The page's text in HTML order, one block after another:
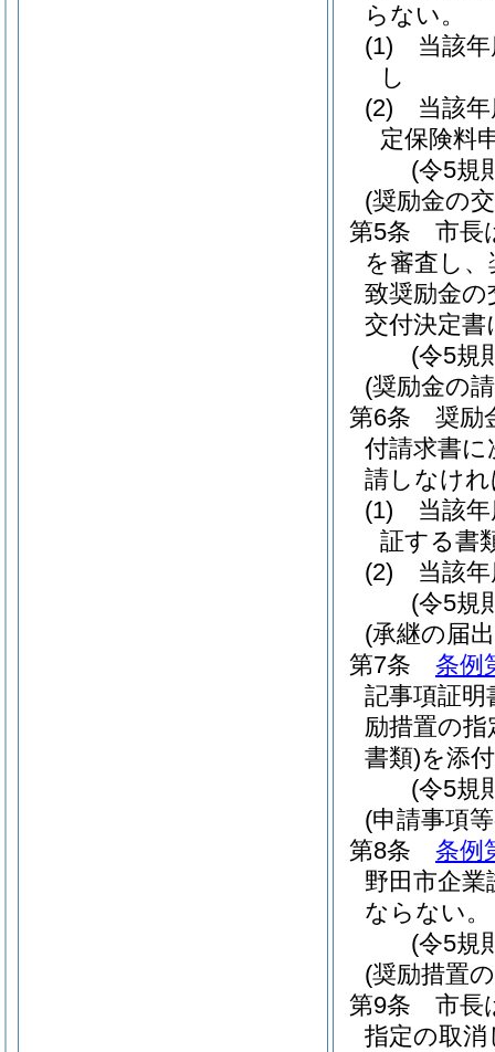
らない。
(1)
当該
し
(2)
当該
定保険料
(令5規
(奨励金の
第5条
市長
を審査し
致奨励金の
交付決定
(令5規
(奨励金の
第6条
奨励
付請求書
請しなけ
(1)
当該
証する書
(2)
当該
(令5規
(承継の届
第7条
条例
記事項証明
励措置の
書類)を添
(令5規
(申請事項
第8条
条例
野田市企
ならない。
(令5規
(奨励措置
第9条
市長
指定の取